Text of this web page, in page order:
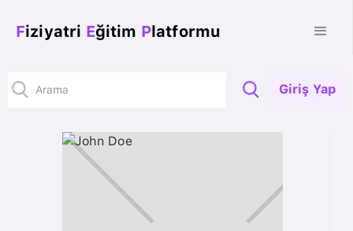
Fiziyatri Eğitim Platformu
Giriş Yap